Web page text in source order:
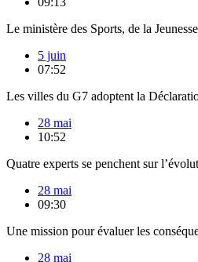
Le ministère des Sports, de la
5 juin
07:52
Les villes du G7 adoptent la
28 mai
10:52
Quatre experts se penchent sur
28 mai
09:30
Une mission pour évaluer les
28 mai